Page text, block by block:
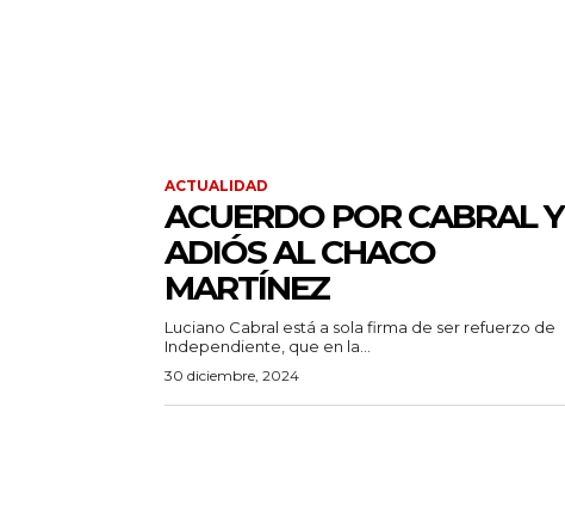
ACTUALIDAD
ACUERDO POR CABRAL Y
ADIÓS AL CHACO
MARTÍNEZ
Luciano Cabral está a sola firma de ser refuerzo de
Independiente, que en la...
30 diciembre, 2024